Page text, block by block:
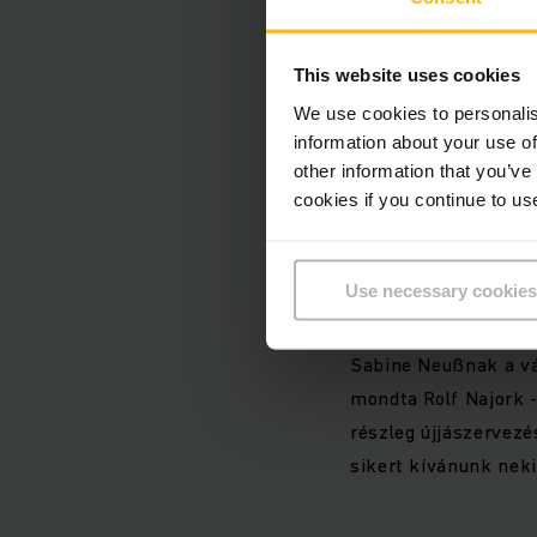
This website uses cookies
We use cookies to
information about your use
other information that
cookies if you continue to
Use necessary
folyamatait, és így
Jungheinrich AG
hogy eltérő
június 30-ig befejezi
Sabine Neußnak a
mondta Rolf Najork
részleg
sikert kívánunk